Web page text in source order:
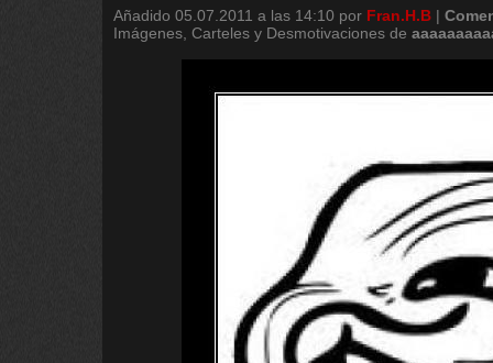
Añadido 05.07.2011 a las 14:10 por Fran.H.B |
Imágenes, Carteles y Desmotivaciones de